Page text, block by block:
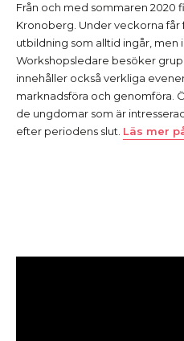
Från och med sommaren 2020
Kronoberg. Under veckorna
utbildning som alltid ingår,
Workshopsledare besöker
innehåller också verkliga
marknadsföra och genomföra.
de ungdomar som är
efter periodens slut. Läs mer